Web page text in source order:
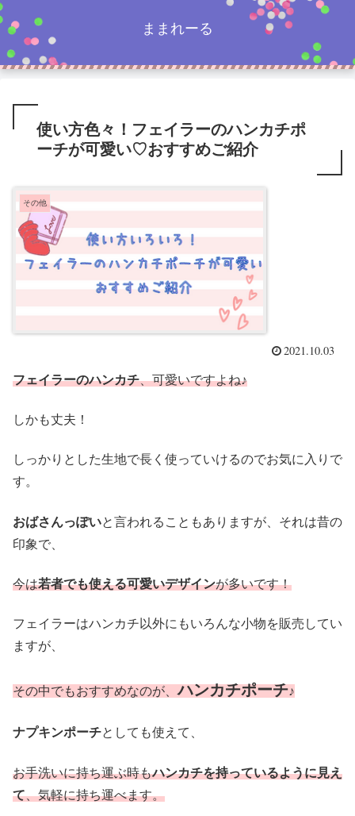
ままれーる
使い方色々！フェイラーのハンカチポ
ーチが可愛い♡おすすめご紹介
その他
2021.10.03
フェイラーのハンカチ、可愛いですよね♪
しかも丈夫！
しっかりとした生地で長く使っていけるのでお気に入りで
す。
おばさんっぽいと言われることもありますが、それは昔の
印象で、
今は若者でも使える可愛いデザインが多いです！
フェイラーはハンカチ以外にもいろんな小物を販売してい
ますが、
その中でもおすすめなのが、ハンカチポーチ♪
ナプキンポーチとしても使えて、
お手洗いに持ち運ぶ時もハンカチを持っているように見え
て、気軽に持ち運べます。